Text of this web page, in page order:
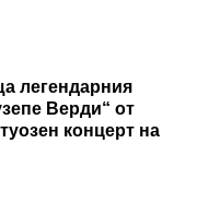
легендарния
Верди“ от
концерт на